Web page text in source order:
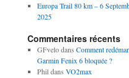
Europa Trail 80 km – 6
2025
Commentaires récents
GFvelodans Comment
Garmin Fenix 6 bloquée ?
Phildans VO2max